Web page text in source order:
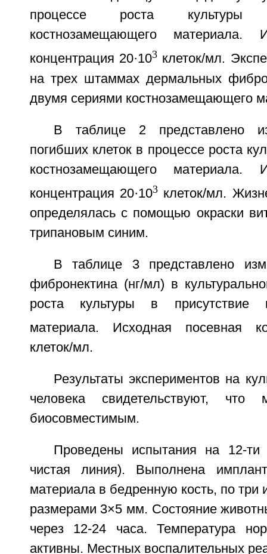
процессе роста культуры
костнозамещающего материала.
концентрация 20·103клеток/мл.
на трех штаммах дермальных
двумя сериями костнозамещающего
В таблице 2 представлено
погибших клеток в процессе роста
костнозамещающего материала.
концентрация 20·103клеток/мл.
определялась с помощью окраски
трипановым синим.
В таблице 3 представлено
фибронектина (нг/мл) в
роста культуры в присутствие
материала. Исходная посевная
клеток/мл.
Результаты экспериментов на
человека свидетельствуют, что
биосовместимым.
Проведены испытания на 12-ти
чистая линия). Выполнена
материала в бедренную кость, по три
размерами 3×5 мм. Состояние
через 12-24 часа. Температура
активны. Местных воспалительных